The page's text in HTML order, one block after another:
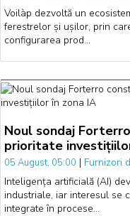
Voilàp dezvoltă un
ferestrelor și ușilor, prin
configurarea prod…
Noul sondaj
prioritate
05 August, 05:00 | Furnizori
Inteligența artificială (AI)
industriale, iar interesul se
integrate în procese…